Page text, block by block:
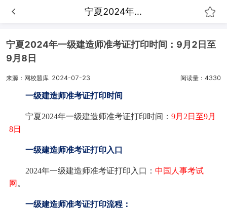
宁夏2024年...
宁夏2024年一级建造师准考证打印时间：9月2日至
9月8日
来源：网校题库 2024-07-23 阅读量：4330
一级建造师准考证打印时间
宁夏2024年一级建造师准考证打印时间：9月2日至9月
8日
一级建造师准考证打印入口
2024年一级建造师准考证打印入口：中国人事考试
网 。
一级建造师准考证打印流程：